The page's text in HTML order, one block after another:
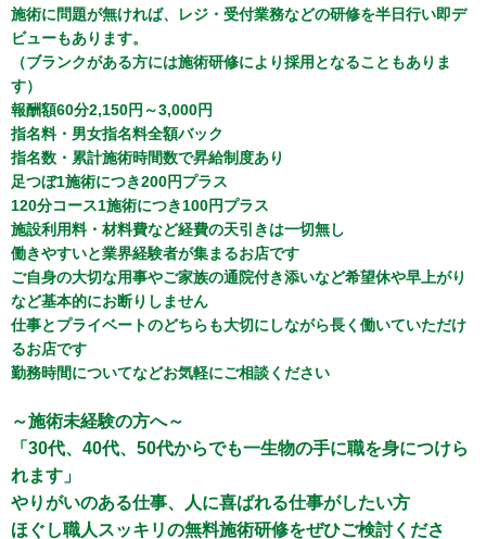
施術に問題が無ければ、レジ・受付業務などの研修を半日行い即デ
ビューもあります。
（ブランクがある方には施術研修により採用となることもありま
す）
報酬額60分2,150円～3,000円
指名料・男女指名料全額バック
指名数・累計施術時間数で昇給制度あり
足つぼ1施術につき200円プラス
120分コース1施術につき100円プラス
施設利用料・材料費など経費の天引きは一切無し
働きやすいと業界経験者が集まるお店です
ご自身の大切な用事やご家族の通院付き添いなど希望休や早上がり
など基本的にお断りしません
仕事とプライベートのどちらも大切にしながら長く働いていただけ
るお店です
勤務時間についてなどお気軽にご相談ください
～施術未経験の方へ～
「30代、40代、50代からでも一生物の手に職を身につけら
れます」
やりがいのある仕事、人に喜ばれる仕事がしたい方
ほぐし職人スッキリの無料施術研修をぜひご検討くださ